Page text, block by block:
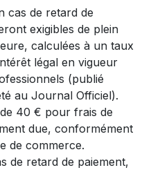
cas de retard de
exigibles de plein
calculées à un taux
légal en vigueur
(publié
au Journal Officiel).
40 € pour frais de
due, conformément
de commerce.
de retard de paiement,